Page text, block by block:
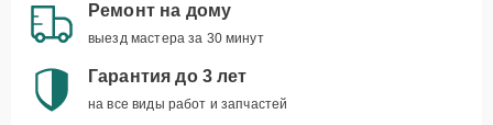
Ремонт на дому
выезд мастера за 30 минут
Гарантия до 3 лет
на все виды работ и запчастей